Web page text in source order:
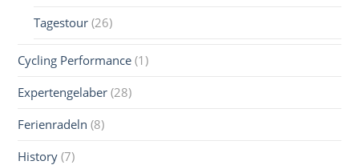
Tagestour (26)
Cycling Performance (1)
Expertengelaber (28)
Ferienradeln (8)
History (7)